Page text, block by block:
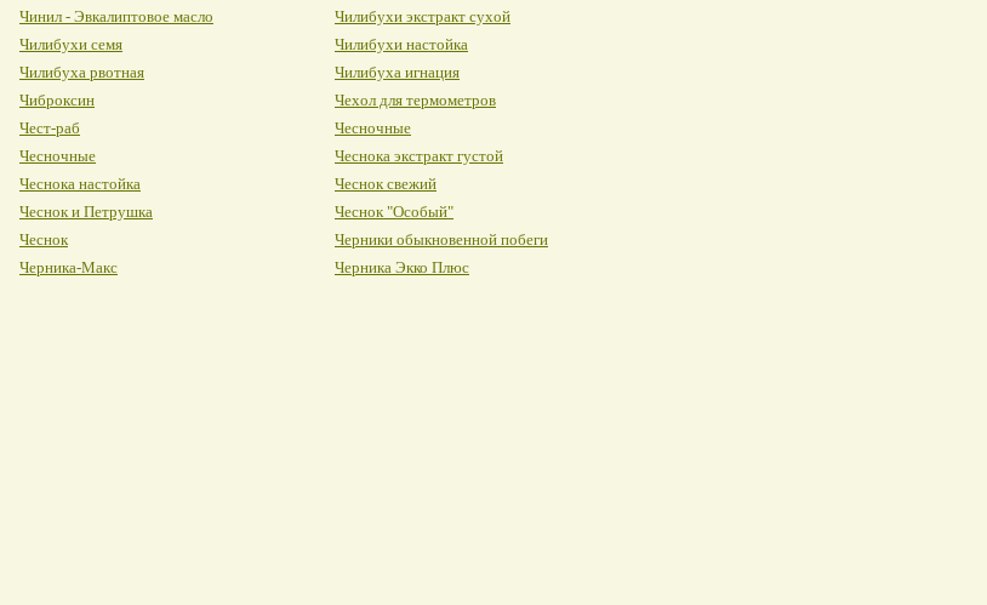
Чинил - Эвкалиптовое масло
Чилибухи экстракт сухой
Чилибухи семя
Чилибухи настойка
Чилибуха рвотная
Чилибуха игнация
Чиброксин
Чехол для термометров
Чест-раб
Чесночные
Чесночные
Чеснока экстракт густой
Чеснока настойка
Чеснок свежий
Чеснок и Петрушка
Чеснок "Особый"
Чеснок
Черники обыкновенной побеги
Черника-Макс
Черника Экко Плюс